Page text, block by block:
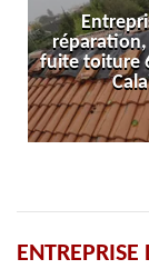
fuite toiture